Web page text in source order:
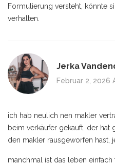
Formulierung versteht, könnte
verhalten.
Jerka
Februar 2, 2026
ich hab neulich nen makler
beim verkäufer gekauft. der hat
den makler rausgeworfen hast,
manchmal ist das leben einfach